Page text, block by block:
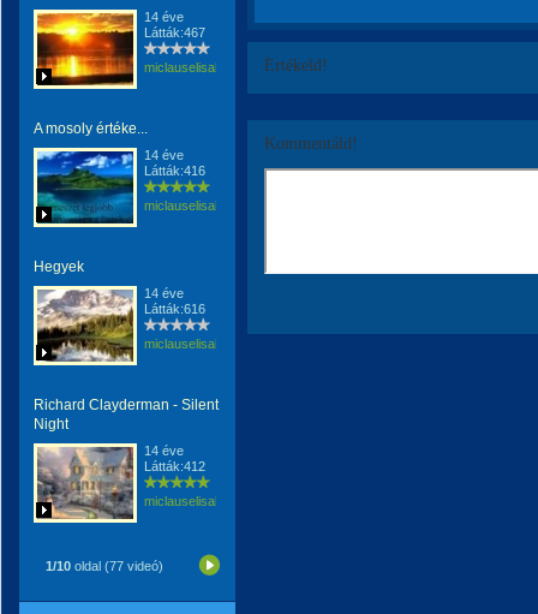
14 éve
Látták:467
miclauselisabeta
A mosoly értéke...
14 éve
Látták:416
miclauselisabeta
Hegyek
14 éve
Látták:616
miclauselisabeta
Richard Clayderman - Silent
Night
14 éve
Látták:412
miclauselisabeta
1/10 oldal (77 videó)
Értékeld!
Kommentáld!